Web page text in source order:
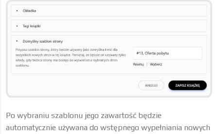
Po wybraniu szablonu jego zawartość będzie
automatycznie używana do wstępnego wypełniania nowych